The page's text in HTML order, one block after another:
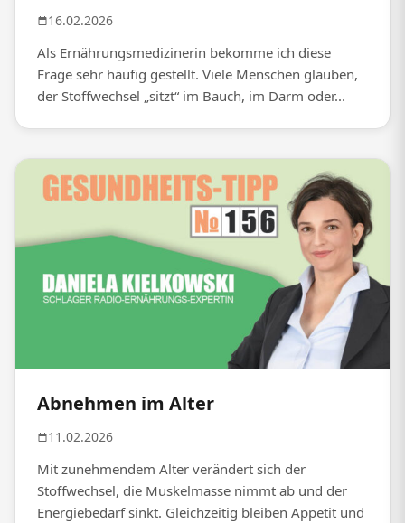
16.02.2026
Als Ernährungsmedizinerin bekomme ich diese
Frage sehr häufig gestellt. Viele Menschen glauben,
der Stoffwechsel „sitzt“ im Bauch, im Darm oder...
Abnehmen im Alter
11.02.2026
Mit zunehmendem Alter verändert sich der
Stoffwechsel, die Muskelmasse nimmt ab und der
Energiebedarf sinkt. Gleichzeitig bleiben Appetit und